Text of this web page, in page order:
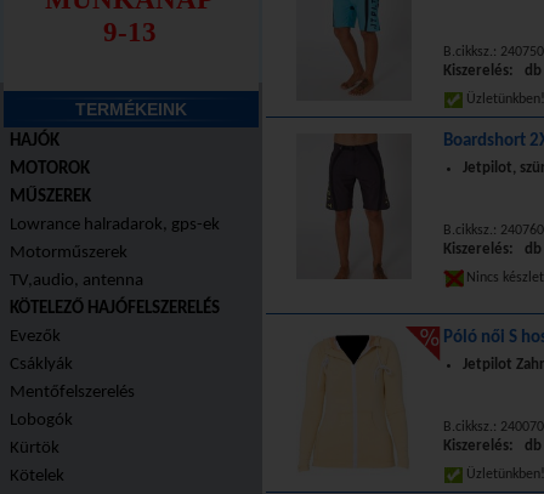
TERMÉKEINK
HAJÓK
MOTOROK
MŰSZEREK
Lowrance halradarok, gps-ek
Motorműszerek
TV,audio, antenna
KÖTELEZŐ HAJÓFELSZERELÉS
Evezők
Csáklyák
Mentőfelszerelés
Lobogók
Kürtök
Kötelek
B.cikksz.:
Kiszerelés: db
Boardshort
Jetpilot,
B.cikksz.:
Kiszerelés: db
Nincs
Póló női S
Jetpilot
B.cikksz.:
Kiszerelés: db